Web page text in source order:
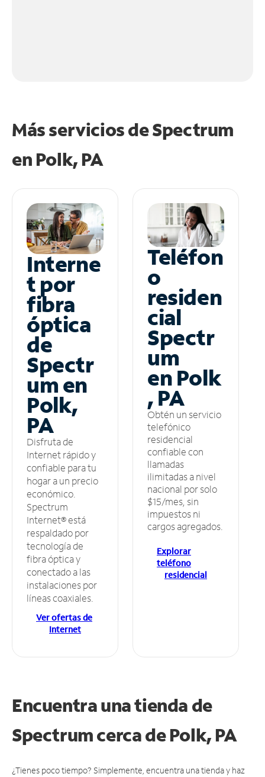
Más servicios de Spectrum
en Polk, PA
Interne
t por
fibra
óptica
de
Spectr
um en
Polk,
PA
Disfruta de
Internet rápido y
confiable para tu
hogar a un precio
económico.
Spectrum
Internet® está
respaldado por
tecnología de
fibra óptica y
conectado a las
instalaciones por
líneas coaxiales.
Ver ofertas de
Internet
Teléfon
o
residen
cial
Spectr
um
en Polk
, PA
Obtén un servicio
telefónico
residencial
confiable con
llamadas
ilimitadas a nivel
nacional por solo
$15/mes, sin
impuestos ni
cargos agregados.
Explorar
teléfono
residencial
Encuentra una tienda de
Spectrumcerca de Polk, PA
¿Tienes poco tiempo? Simplemente, encuentra una tienda y haz